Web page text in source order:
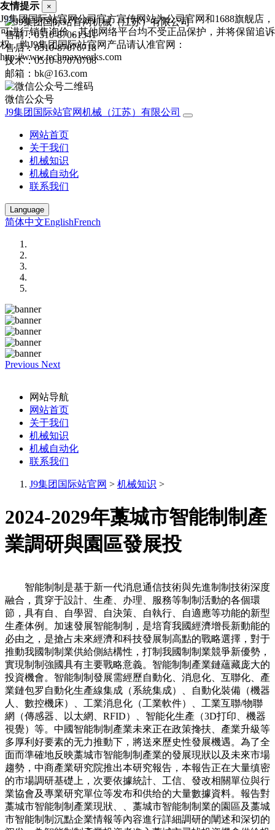
售前：0510-87061341
售后：0510-87076718
技术：0510-87076708
邮箱：bk@163.com
微信公众号
J9集团国际站官网机械（江苏）有限公司
网站首页
关于我们
机械知识
机械自动化
联系我们
Language
简体中文EnglishFrench
Previous Next
网站导航
网站首页
关于我们
机械知识
机械自动化
联系我们
J9集团国际站官网 > 机械知识 >
2024-2029年藁城市智能制制產
業調研與園區發展投
智能制制是基于新一代消息通信技術與先進制制技術深度
融合，貫穿于設計、生產、办理、服務等制制活動的各個環
節，具有自、自學習、自決策、自執行、自適應等功能的新型
生產体例。加速發展智能制制，是培育我國經濟增長新動能的
必由之，是搶占未來經濟和科技發展制高點的戰略選擇，對于
推動我國制制業供給側結構性，打制我國制制業競爭新優勢，
實現制制強國具有主要戰略意義。智能制制產業鏈蘊藏庞大的
投資機會。智能制制發展需經歷自動化、消息化、互聯化、產
業鏈包罗自動化生產線集成（系統集成）、自動化裝備（機器
人、數控機床）、工業消息化（工業軟件）、工業互聯/物聯
網（傳感器、以太網、RFID）、智能化生產（3D打印、機器
視覺）等。中國智能制制產業未來正在政策搀扶、產業升級等
多厚利好要素的无力推動下，將送來歷史性發展機遇。為了全
面而準確地反映藁城市智能制制產業的發展現狀以及未來市場
趨勢，中商產業研究院推出本研究報告，本報告正在大量缜密
的市場調研基礎上，次要依據統計、工信、發改相關單位與行
業協會及專業研究單位等发布和供给的大量數據資料。報告對
藁城市智能制制產業現狀、、藁城市智能制制業的園區及藁城
市智能制制沉點企業情報等內容進行詳細調研的闡述和深切的
友情提示 ×
J9集团国际站官网公司官方宣传网站为公司官网和1688旗舰店，
可进行销售询价，其他网络平台均不受正品保护，并将保留追诉
权，购J9集团国际站官网产品请认准官网：
http://www.techmaxworks.com